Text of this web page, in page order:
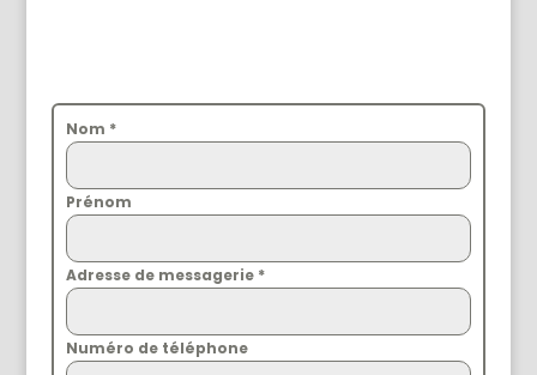
Nom *
Prénom
Adresse de messagerie *
Numéro de téléphone